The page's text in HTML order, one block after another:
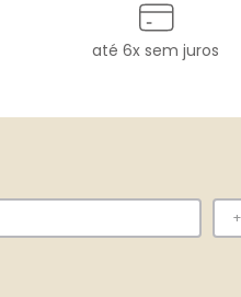
até 6x sem juros